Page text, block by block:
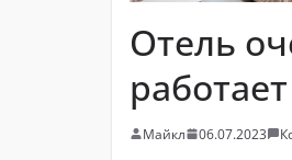
Отель
Майкл 06.07.2023